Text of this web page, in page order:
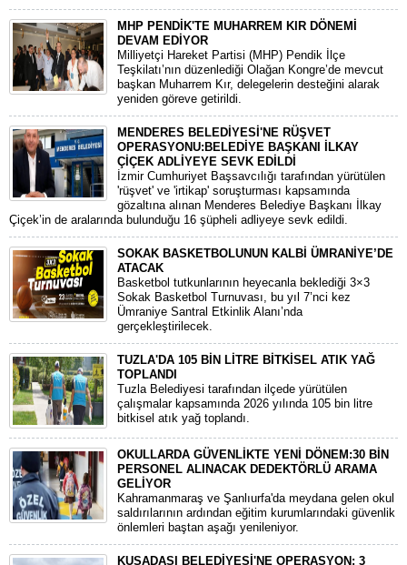
MHP PENDİK'TE MUHARREM KIR DÖNEMİ
DEVAM EDİYOR
​Milliyetçi Hareket Partisi (MHP) Pendik İlçe
Teşkilatı’nın düzenlediği Olağan Kongre’de mevcut
başkan Muharrem Kır, delegelerin desteğini alarak
yeniden göreve getirildi.
MENDERES BELEDİYESİ'NE RÜŞVET
OPERASYONU:BELEDİYE BAŞKANI İLKAY
ÇİÇEK ADLİYEYE SEVK EDİLDİ
​İzmir Cumhuriyet Başsavcılığı tarafından yürütülen
'rüşvet' ve 'irtikap' soruşturması kapsamında
gözaltına alınan Menderes Belediye Başkanı İlkay
Çiçek’in de aralarında bulunduğu 16 şüpheli adliyeye sevk edildi.
SOKAK BASKETBOLUNUN KALBİ ÜMRANİYE’DE
ATACAK
Basketbol tutkunlarının heyecanla beklediği 3×3
Sokak Basketbol Turnuvası, bu yıl 7’nci kez
Ümraniye Santral Etkinlik Alanı’nda
gerçekleştirilecek.
TUZLA'DA 105 BİN LİTRE BİTKİSEL ATIK YAĞ
TOPLANDI
Tuzla Belediyesi tarafından ilçede yürütülen
çalışmalar kapsamında 2026 yılında 105 bin litre
bitkisel atık yağ toplandı.
OKULLARDA GÜVENLİKTE YENİ DÖNEM:30 BİN
PERSONEL ALINACAK DEDEKTÖRLÜ ARAMA
GELİYOR
​Kahramanmaraş ve Şanlıurfa'da meydana gelen okul
saldırılarının ardından eğitim kurumlarındaki güvenlik
önlemleri baştan aşağı yenileniyor.
KUŞADASI BELEDİYESİ'NE OPERASYON: 3